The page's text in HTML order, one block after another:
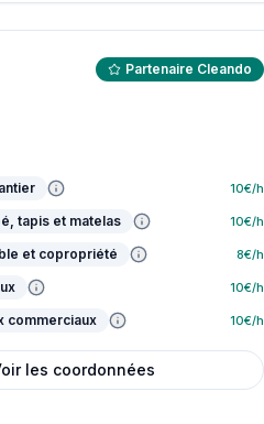
Partenaire Cleando
10€/h
tapis et matelas 10€/h
et copropriété 8€/h
10€/h
commerciaux 10€/h
les coordonnées